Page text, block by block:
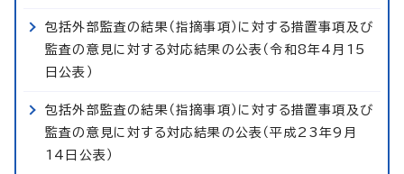
包括外部監査の結果（指摘事項）に対する措置事項及び
監査の意見に対する対応結果の公表（令和8年4月15
日公表）
包括外部監査の結果（指摘事項）に対する措置事項及び
監査の意見に対する対応結果の公表（平成23年9月
14日公表）